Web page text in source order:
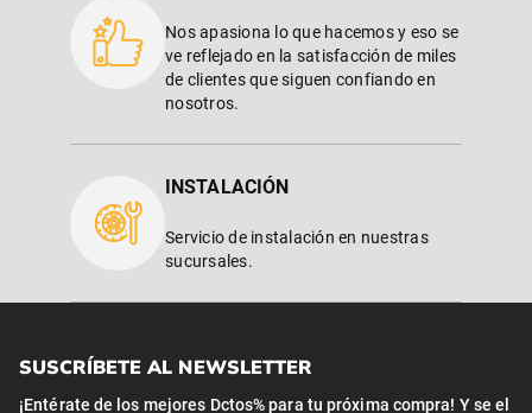
Nos apasiona lo que hacemos y eso se
ve reflejado en la satisfacción de miles
de clientes que siguen confiando en
nosotros.
INSTALACIÓN
Servicio de instalación en nuestras
sucursales.
SUSCRÍBETE AL NEWSLETTER
¡Entérate de los mejores Dctos% para tu próxima compra! Y se el